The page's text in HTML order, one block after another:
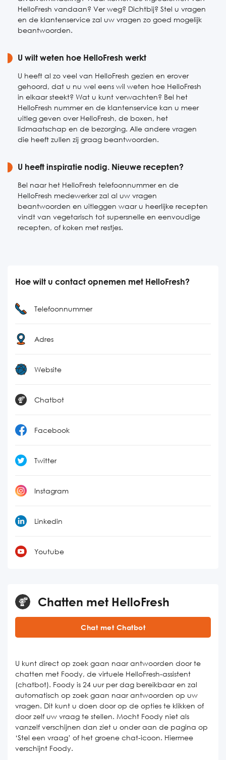
HelloFresh vandaan? Ver weg? Dichtbij? Stel u vragen
en de klantenservice zal uw vragen zo goed mogelijk
beantwoorden.
U wilt weten hoe HelloFresh werkt
U heeft al zo veel van HelloFresh gezien en erover
gehoord, dat u nu wel eens wil weten hoe HelloFresh
in elkaar steekt? Wat u kunt verwachten? Bel het
HelloFresh nummer en de klantenservice kan u meer
uitleg geven over HelloFresh, de boxen, het
lidmaatschap en de bezorging. Alle andere vragen
die heeft zullen zij graag beantwoorden.
U heeft inspiratie nodig. Nieuwe recepten?
Bel naar het HelloFresh telefoonnummer en de
HelloFresh medewerker zal al uw vragen
beantwoorden en uitleggen waar u heerlijke recepten
vindt van vegetarisch tot supersnelle en eenvoudige
recepten, of koken met restjes.
Hoe wilt u contact opnemen met HelloFresh?
Telefoonnummer
Adres
Website
Chatbot
Facebook
Twitter
Instagram
Linkedin
Youtube
Chatten met HelloFresh
Chat met Chatbot
U kunt direct op zoek gaan naar antwoorden door te
chatten met Foody, de virtuele HelloFresh-assistent
(chatbot). Foody is 24 uur per dag bereikbaar en zal
automatisch op zoek gaan naar antwoorden op uw
vragen. Dit kunt u doen door op de opties te klikken of
door zelf uw vraag te stellen. Mocht Foody niet als
vanzelf verschijnen dan ziet u onder aan de pagina op
‘Stel een vraag’ of het groene chat-icoon. Hiermee
verschijnt Foody.